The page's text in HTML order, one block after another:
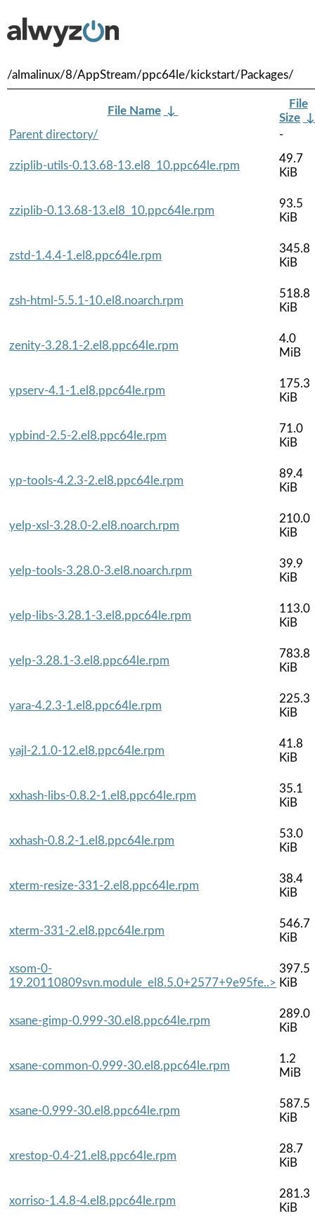
/almalinux/8/AppStream/ppc64le/kickstart/Packages/
File Name ↓
File
Size
Parent directory/
-
zziplib-utils-0.13.68-13.el8_10.ppc64le.rpm
49.7
KiB
zziplib-0.13.68-13.el8_10.ppc64le.rpm
93.5
KiB
zstd-1.4.4-1.el8.ppc64le.rpm
345.8
KiB
zsh-html-5.5.1-10.el8.noarch.rpm
518.8
KiB
zenity-3.28.1-2.el8.ppc64le.rpm
4.0
MiB
ypserv-4.1-1.el8.ppc64le.rpm
175.3
KiB
ypbind-2.5-2.el8.ppc64le.rpm
71.0
KiB
yp-tools-4.2.3-2.el8.ppc64le.rpm
89.4
KiB
yelp-xsl-3.28.0-2.el8.noarch.rpm
210.0
KiB
yelp-tools-3.28.0-3.el8.noarch.rpm
39.9
KiB
yelp-libs-3.28.1-3.el8.ppc64le.rpm
113.0
KiB
yelp-3.28.1-3.el8.ppc64le.rpm
783.8
KiB
yara-4.2.3-1.el8.ppc64le.rpm
225.3
KiB
yajl-2.1.0-12.el8.ppc64le.rpm
41.8
KiB
xxhash-libs-0.8.2-1.el8.ppc64le.rpm
35.1
KiB
xxhash-0.8.2-1.el8.ppc64le.rpm
53.0
KiB
xterm-resize-331-2.el8.ppc64le.rpm
38.4
KiB
xterm-331-2.el8.ppc64le.rpm
546.7
KiB
xsom-0-
19.20110809svn.module_el8.5.0+2577+9e95fe..>
397.5
KiB
xsane-gimp-0.999-30.el8.ppc64le.rpm
289.0
KiB
xsane-common-0.999-30.el8.ppc64le.rpm
1.2
MiB
xsane-0.999-30.el8.ppc64le.rpm
587.5
KiB
xrestop-0.4-21.el8.ppc64le.rpm
28.7
KiB
xorriso-1.4.8-4.el8.ppc64le.rpm
281.3
KiB